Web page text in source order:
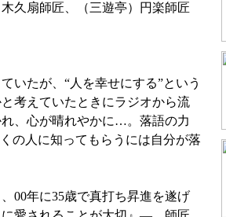
久扇師匠、（三遊亭）円楽師匠
いたが、“人を幸せにする”という
考えていたときにラジオから流
、心が晴れやかに…。落語の力
の人に知ってもらうには自分が落
00年に35歳で真打ち昇進を遂げ